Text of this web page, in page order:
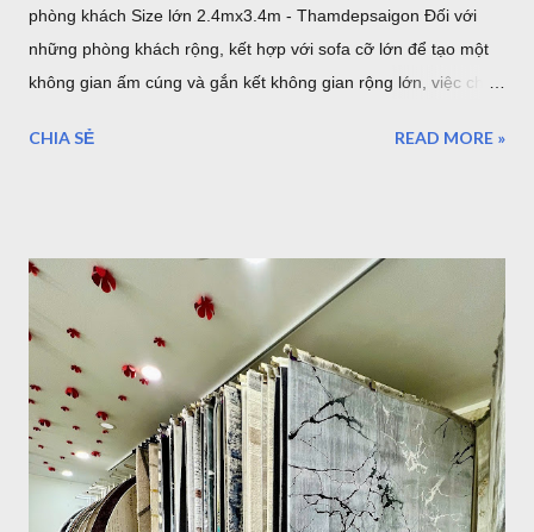
phòng khách Size lớn 2.4mx3.4m - Thamdepsaigon Đối với
những phòng khách rộng, kết hợp với sofa cỡ lớn để tạo một
không gian ấm cúng và gắn kết không gian rộng lớn, việc chọn
chiều dài 3.4m sẽ làm cho những thiết bị nội thất liền mạch,
kinh tế. Chính vì vậy, việc lựa chọn những bộ Thảm trải sàn -
Thảm lót sàn cho ghế sofa có kích thước lớn cho phòng khách
rộng. Đòi hỏi phải mang lại vẻ đẹp cho căn phòng, còn một
điều hết sức quan trọng đó chính là mang lại đẳng cấp thật sự
của chủ nhân. Mẫu thảm lót sàn cỡ lớn cho phòng khách
phòng ăn - Thảm Lông Xù -Thổ Nhĩ Kỳ kích thước 2,4mx3,4m
Mẫu thảm sofa phòng khách lớn mã F0003 . Xám trắng trọng
lượng trung bình hơn 3,2kg/m2, như vậy với kíc...
CHIA SẺ READ MORE »